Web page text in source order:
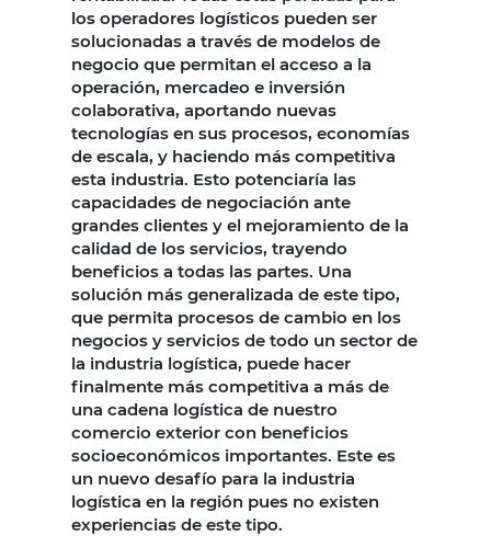
los operadores logísticos pueden ser
solucionadas a través de modelos de
negocio que permitan el acceso a la
operación, mercadeo e inversión
colaborativa, aportando nuevas
tecnologías en sus procesos, economías
de escala, y haciendo más competitiva
esta industria. Esto potenciaría las
capacidades de negociación ante
grandes clientes y el mejoramiento de la
calidad de los servicios, trayendo
beneficios a todas las partes. Una
solución más generalizada de este tipo,
que permita procesos de cambio en los
negocios y servicios de todo un sector de
la industria logística, puede hacer
finalmente más competitiva a más de
una cadena logística de nuestro
comercio exterior con beneficios
socioeconómicos importantes. Este es
un nuevo desafío para la industria
logística en la región pues no existen
experiencias de este tipo.